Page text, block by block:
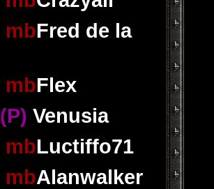
mbFred de la
mbFlex
(P) Venusia
mbLuctiffo71
mbAlanwalker